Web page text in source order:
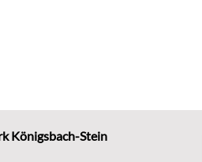
Königsbach-Stein